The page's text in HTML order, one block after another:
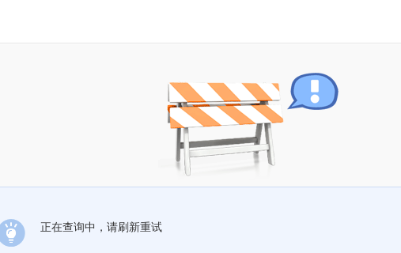
正在查询中，请刷新重试